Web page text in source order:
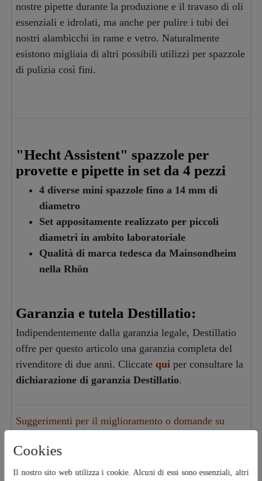
nostre pipette durante la produzione e il travaso di oli
essenziali e idrolati, ma anche per pulire i tubi dei
nostri alambicchi in rame e vetro. Naturalmente
esistono migliaia di altri possibili utilizzi per spazzole
di pulizia così fini.
"Hecht Assistent" spazzole per
provette e pipette in set da 4 pezzi
4 diverse mini spazzole fino a 14 mm di
diametro
Set appositamente realizzato per piccoli
diametri in ambito laboratoriale
Qualità di marca tedesca da Mainsondheim
nella Rhön
Garanzia e tutela Destillatio:
Indipendentemente dalla garanzia legale, Destillatio
offre per questo articolo una garanzia completa del
rivenditore di due anni. Cliccate quiper consultare la
dichiarazione di garanzia Destillatio.
Suggerimenti per il miglioramento o domande su
Adatto
Cookies
Il nostro sito web utilizza i cookie. Alcuni di essi sono essenziali, altri